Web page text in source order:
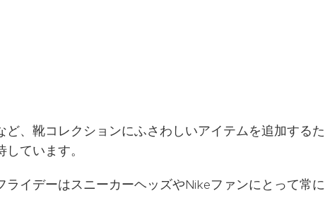
、靴コレクションにふさわしいアイテムを追加するた
ています。
イデーはスニーカーヘッズやNikeファンにとって常に